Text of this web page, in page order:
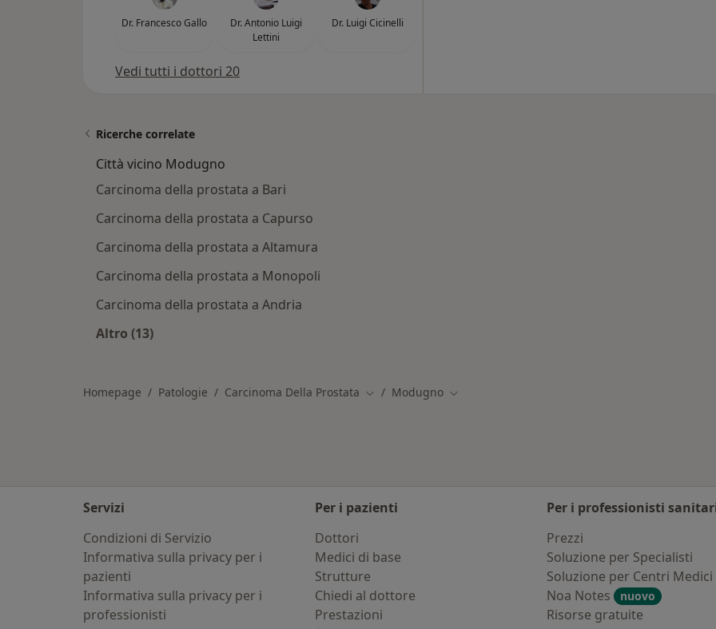
Dr. Francesco Gallo
Dr. Antonio Luigi
Lettini
Dr. Luigi Cicinelli
Vedi tutti i dottori 20
Ricerche correlate
Città vicino Modugno
Carcinoma della prostata a Bari
Carcinoma della prostata a Capurso
Carcinoma della prostata a Altamura
Carcinoma della prostata a Monopoli
Carcinoma della prostata a Andria
Altro (13)
Homepage Patologie Carcinoma Della Prostata Cambia città
Modugno Cambia città
Servizi
Condizioni di Servizio
Informativa sulla privacy per i
pazienti
Informativa sulla privacy per i
professionisti
Per i pazienti
Dottori
Medici di base
Strutture
Chiedi al dottore
Prestazioni
Per i professionisti
Prezzi
Soluzione per Specialisti
Soluzione per Centri Medici
Noa Notes
nuovo
Risorse gratuite